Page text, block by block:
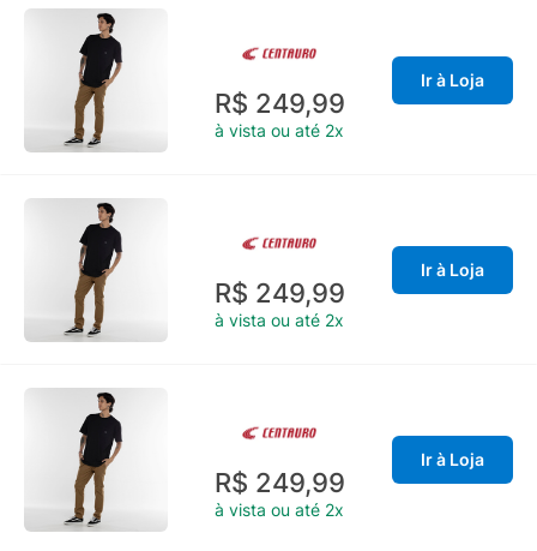
R$ 249,99
à vista ou até 2x
Ir à Loja
R$ 249,99
à vista ou até 2x
Ir à Loja
R$ 249,99
à vista ou até 2x
Ir à Loja